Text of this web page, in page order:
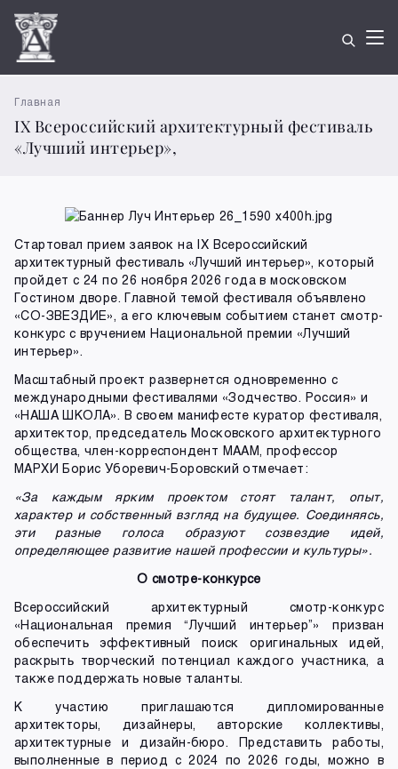
Главная
IX Всероссийский архитектурный фестиваль
«Лучший интерьер»,
Стартовал прием заявок на IX Всероссийский
архитектурный фестиваль «Лучший интерьер», который
пройдет с 24 по 26 ноября 2026 года в московском
Гостином дворе. Главной темой фестиваля объявлено
«СО-ЗВЕЗДИЕ», а его ключевым событием станет смотр-
конкурс с вручением Национальной премии «Лучший
интерьер».
Масштабный проект развернется одновременно с
международными фестивалями «Зодчество. Россия» и
«НАША ШКОЛА». В своем манифесте куратор фестиваля,
архитектор, председатель Московского архитектурного
общества, член-корреспондент МААМ, профессор
МАРХИ Борис Уборевич-Боровский отмечает:
«За каждым ярким проектом стоят талант, опыт,
характер и собственный взгляд на будущее. Соединяясь,
эти разные голоса образуют созвездие идей,
определяющее развитие нашей профессии и культуры».
О смотре-конкурсе
Всероссийский архитектурный смотр-конкурс
«Национальная премия “Лучший интерьер”» призван
обеспечить эффективный поиск оригинальных идей,
раскрыть творческий потенциал каждого участника, а
также поддержать новые таланты.
К участию приглашаются дипломированные
архитекторы, дизайнеры, авторские коллективы,
архитектурные и дизайн-бюро. Представить работы,
выполненные в период с 2024 по 2026 годы, можно в